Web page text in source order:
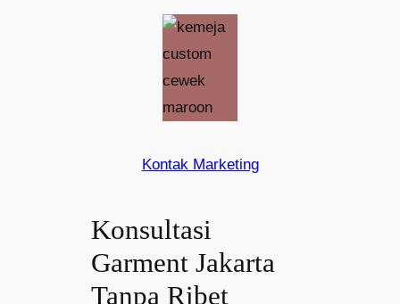
Kontak Marketing
Konsultasi
Garment Jakarta
Tanpa Ribet